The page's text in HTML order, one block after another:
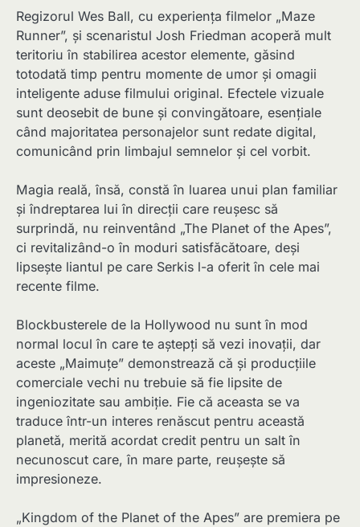
Regizorul Wes Ball, cu experiența filmelor „Maze
Runner”, și scenaristul Josh Friedman acoperă mult
teritoriu în stabilirea acestor elemente, găsind
totodată timp pentru momente de umor și omagii
inteligente aduse filmului original. Efectele vizuale
sunt deosebit de bune și convingătoare, esențiale
când majoritatea personajelor sunt redate digital,
comunicând prin limbajul semnelor și cel vorbit.
Magia reală, însă, constă în luarea unui plan familiar
și îndreptarea lui în direcții care reușesc să
surprindă, nu reinventând „The Planet of the Apes”,
ci revitalizând-o în moduri satisfăcătoare, deși
lipsește liantul pe care Serkis l-a oferit în cele mai
recente filme.
Blockbusterele de la Hollywood nu sunt în mod
normal locul în care te aștepți să vezi inovații, dar
aceste „Maimuțe” demonstrează că și producțiile
comerciale vechi nu trebuie să fie lipsite de
ingeniozitate sau ambiție. Fie că aceasta se va
traduce într-un interes renăscut pentru această
planetă, merită acordat credit pentru un salt în
necunoscut care, în mare parte, reușește să
impresioneze.
„Kingdom of the Planet of the Apes” are premiera pe